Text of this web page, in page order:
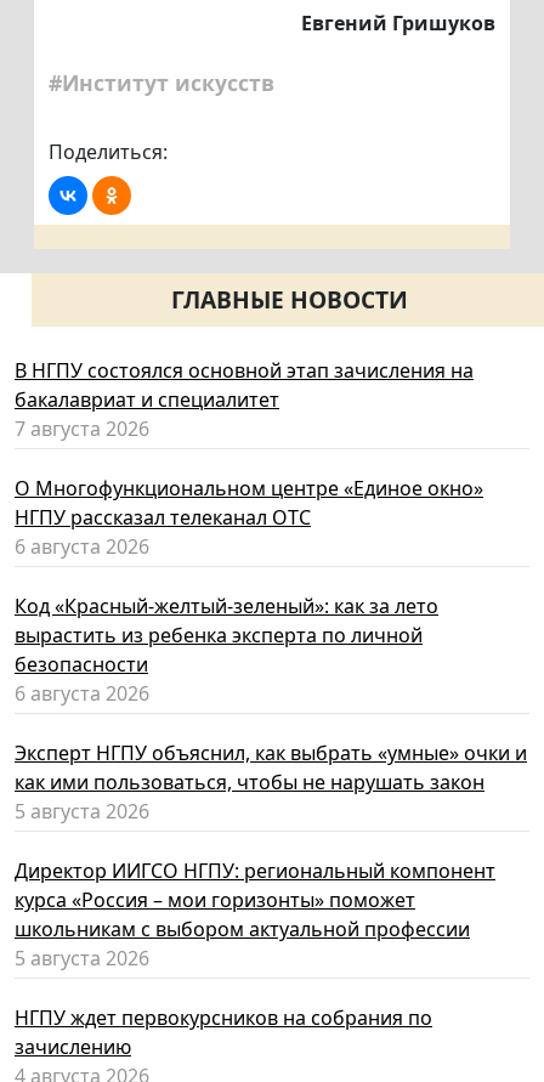
Евгений Гришуков
#Институт искусств
Поделиться:
ГЛАВНЫЕ НОВОСТИ
В НГПУ состоялся основной этап зачисления на
бакалавриат и специалитет
7 августа 2026
О Многофункциональном центре «Единое окно»
НГПУ рассказал телеканал ОТС
6 августа 2026
Код «Красный-желтый-зеленый»: как за лето
вырастить из ребенка эксперта по личной
безопасности
6 августа 2026
Эксперт НГПУ объяснил, как выбрать «умные» очки и
как ими пользоваться, чтобы не нарушать закон
5 августа 2026
Директор ИИГСО НГПУ: региональный компонент
курса «Россия – мои горизонты» поможет
школьникам с выбором актуальной профессии
5 августа 2026
НГПУ ждет первокурсников на собрания по
зачислению
4 августа 2026